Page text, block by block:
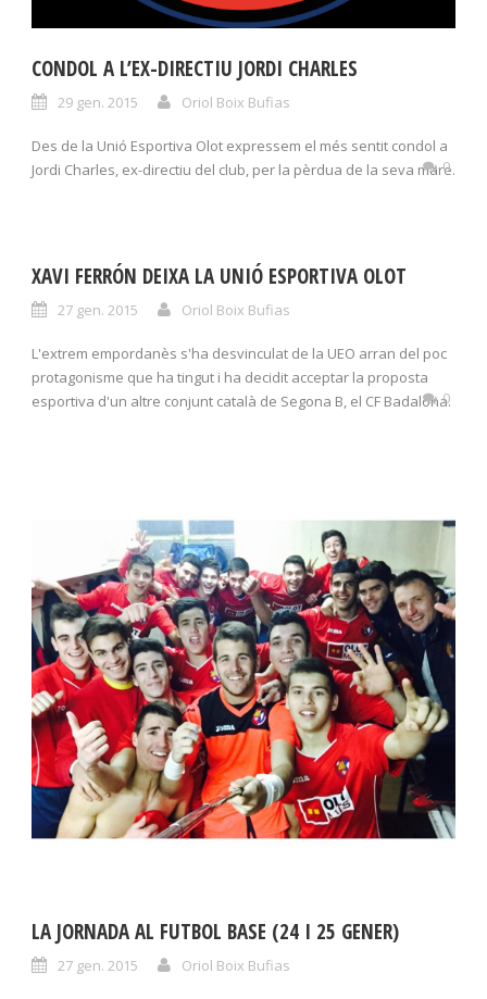
CONDOL A L’EX-DIRECTIU JORDI CHARLES
29 gen. 2015 Oriol Boix Bufias
Des de la Unió Esportiva Olot expressem el més sentit condol a
Jordi Charles, ex-directiu del club, per la pèrdua de la seva mare.
0
XAVI FERRÓN DEIXA LA UNIÓ ESPORTIVA OLOT
27 gen. 2015 Oriol Boix Bufias
L'extrem empordanès s'ha desvinculat de la UEO arran del poc
protagonisme que ha tingut i ha decidit acceptar la proposta
esportiva d'un altre conjunt català de Segona B, el CF Badalona.
0
LA JORNADA AL FUTBOL BASE (24 I 25 GENER)
27 gen. 2015 Oriol Boix Bufias